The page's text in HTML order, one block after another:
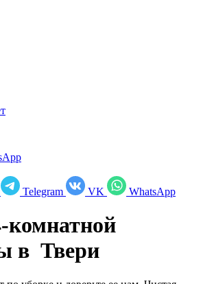
Telegram VK WhatsApp
комнатной
в Твери